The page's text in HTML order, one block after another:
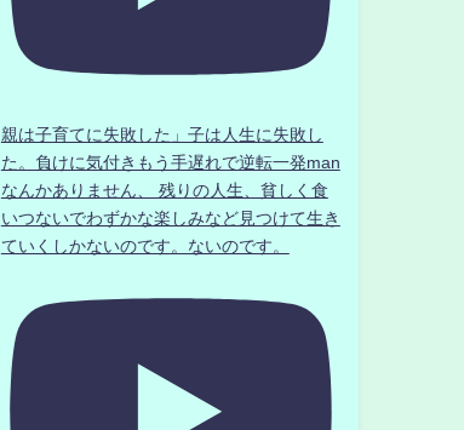
親は子育てに失敗した」子は人生に失敗し
た。負けに気付きもう手遅れで逆転一発man
なんかありません、 残りの人生、貧しく食
いつないでわずかな楽しみなど見つけて生き
ていくしかないのです。ないのです。